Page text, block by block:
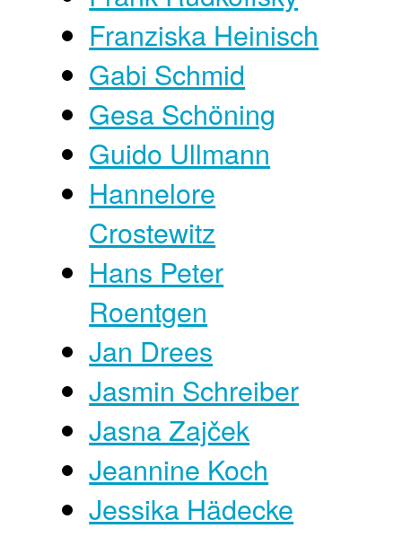
Franziska Heinisch
Gabi Schmid
Gesa Schöning
Guido Ullmann
Hannelore
Crostewitz
Hans Peter
Roentgen
Jan Drees
Jasmin Schreiber
Jasna Zajček
Jeannine Koch
Jessika Hädecke